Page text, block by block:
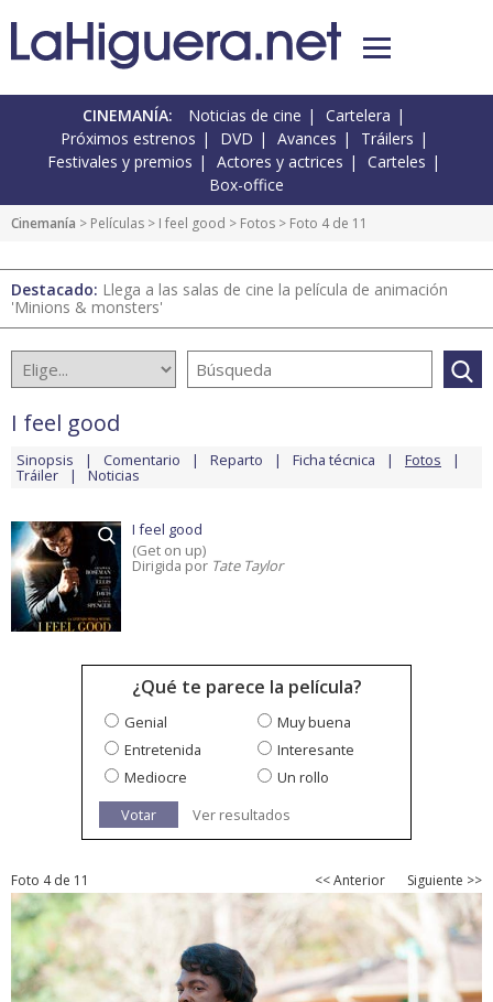
CINEMANÍA: Noticias de cine
Cartelera
Próximos estrenos
DVD Avances
Tráilers
Festivales y premios
Actores y actrices
Carteles
Box-office
Cinemanía > Películas > I feel good > Fotos > Foto 4 de 11
Destacado: Llega a las salas de cine la película de animación
'Minions & monsters'
I feel good
Sinopsis Comentario Reparto Ficha técnica Fotos
Tráiler Noticias
I feel good
(Get on up)
Dirigida por Tate Taylor
¿Qué te parece la película?
Genial
Muy buena
Entretenida
Interesante
Mediocre
Un rollo
Votar
Ver resultados
Foto 4 de 11 << Anterior Siguiente >>